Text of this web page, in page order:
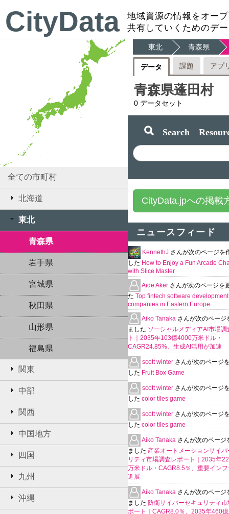
CityData
地域資源の情報をオー
共有していくためのデ
全ての市町村
北海道
東北
青森県
岩手県
宮城県
秋田県
山形県
福島県
関東
中部
関西
中国地方
四国
九州
沖縄
東北 青森県
データ 課題 アプ
青森県蓬田村
0 データセット
Search
CityData.jpへの掲載
ニュースフィード
KennethJ さんが次のページを
した How to Enjoy a Fun Arcade
with Slice Master
Aide Aker さんが次のページを
た Top fintech software development
companies in Eastern Europe
Aiko Tanaka さんが次のページ
ました ソーシャルメディアAI市場調
ト｜2035年103億4000万米ドル・
CAGR24.85%、生成AI活用が加速
scott winter さんが次のページ
した Fruit Box Game
scott winter さんが次のページ
した color tiles game
scott winter さんが次のページ
した color tiles game
Aiko Tanaka さんが次のページ
ました 産業オートメーションサイ
リティ市場調査レポート｜2035年
万米ドル・CAGR8.5％、重要イン
進展
Aiko Tanaka さんが次のページ
ました 防衛サイバーセキュリティ
ポート｜CAGR8.0％、2035年460